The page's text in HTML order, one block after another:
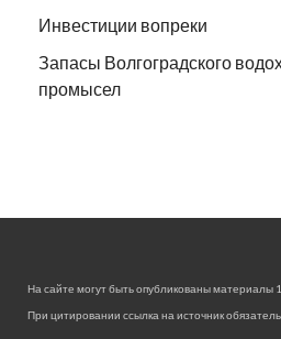
Инвестиции вопреки
Запасы Волгоградского
промысел
На сайте могут быть опубликованы материалы
При цитировании ссылка на источник